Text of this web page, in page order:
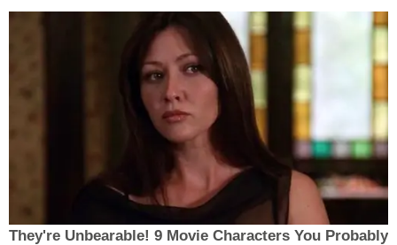
They're Unbearable! 9 Movie Characters You Probably